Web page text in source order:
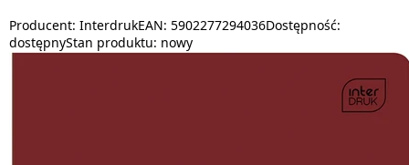
Producent: InterdrukEAN: 5902277294036Dostępność:
dostępnyStan produktu: nowy